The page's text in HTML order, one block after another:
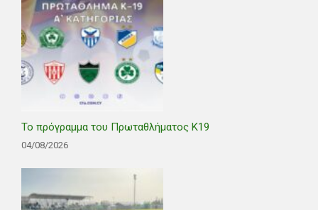
Το πρόγραμμα του Πρωταθλήματος Κ19
04/08/2026